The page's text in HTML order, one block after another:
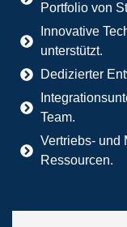
Portfolio von
Innovative
unterstützt.
Dedizierter
Team.
Vertriebs- und
Ressourcen.